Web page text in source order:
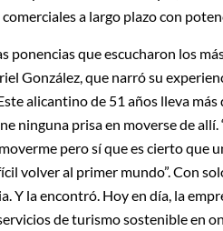
a largo plazo con
ponencias que escucharon los
González, que narró su
alicantino de 51 años lleva
ninguna prisa en moverse de allí.
pero sí que es cierto que
volver al primer mundo”. Con
Y la encontró. Hoy en día, la
de turismo sostenible en